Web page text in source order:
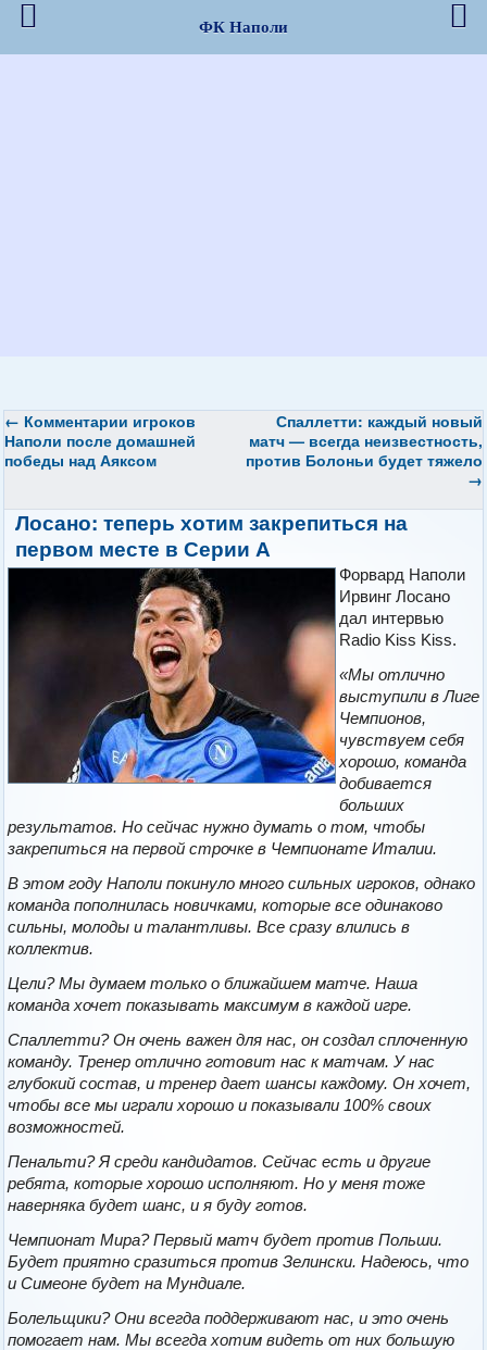
← Комментарии игроков
Наполи после домашней
победы над Аяксом
Спаллетти: каждый новый
матч — всегда неизвестность,
против Болоньи будет тяжело
→
Лосано: теперь хотим закрепиться на
первом месте в Серии А
Форвард Наполи
Ирвинг Лосано
дал интервью
Radio Kiss Kiss.
«Мы отлично
выступили в Лиге
Чемпионов,
чувствуем себя
хорошо, команда
добивается
больших
результатов. Но сейчас нужно думать о том, чтобы
закрепиться на первой строчке в Чемпионате Италии.
В этом году Наполи покинуло много сильных игроков, однако
команда пополнилась новичками, которые все одинаково
сильны, молоды и талантливы. Все сразу влились в
коллектив.
Цели? Мы думаем только о ближайшем матче. Наша
команда хочет показывать максимум в каждой игре.
Спаллетти? Он очень важен для нас, он создал сплоченную
команду. Тренер отлично готовит нас к матчам. У нас
глубокий состав, и тренер дает шансы каждому. Он хочет,
чтобы все мы играли хорошо и показывали 100% своих
возможностей.
Пенальти? Я среди кандидатов. Сейчас есть и другие
ребята, которые хорошо исполняют. Но у меня тоже
наверняка будет шанс, и я буду готов.
Чемпионат Мира? Первый матч будет против Польши.
Будет приятно сразиться против Зелински. Надеюсь, что
и Симеоне будет на Мундиале.
Болельщики? Они всегда поддерживают нас, и это очень
помогает нам. Мы всегда хотим видеть от них большую
ФК Наполи